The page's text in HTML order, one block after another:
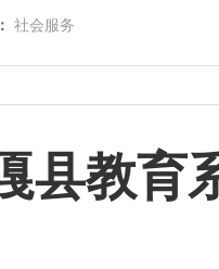
社会服务
县教育